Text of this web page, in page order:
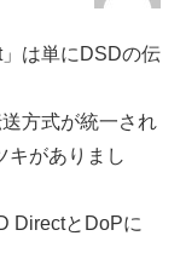
は単にDSDの伝
方式が統一され
キがありまし
DirectとDoPに